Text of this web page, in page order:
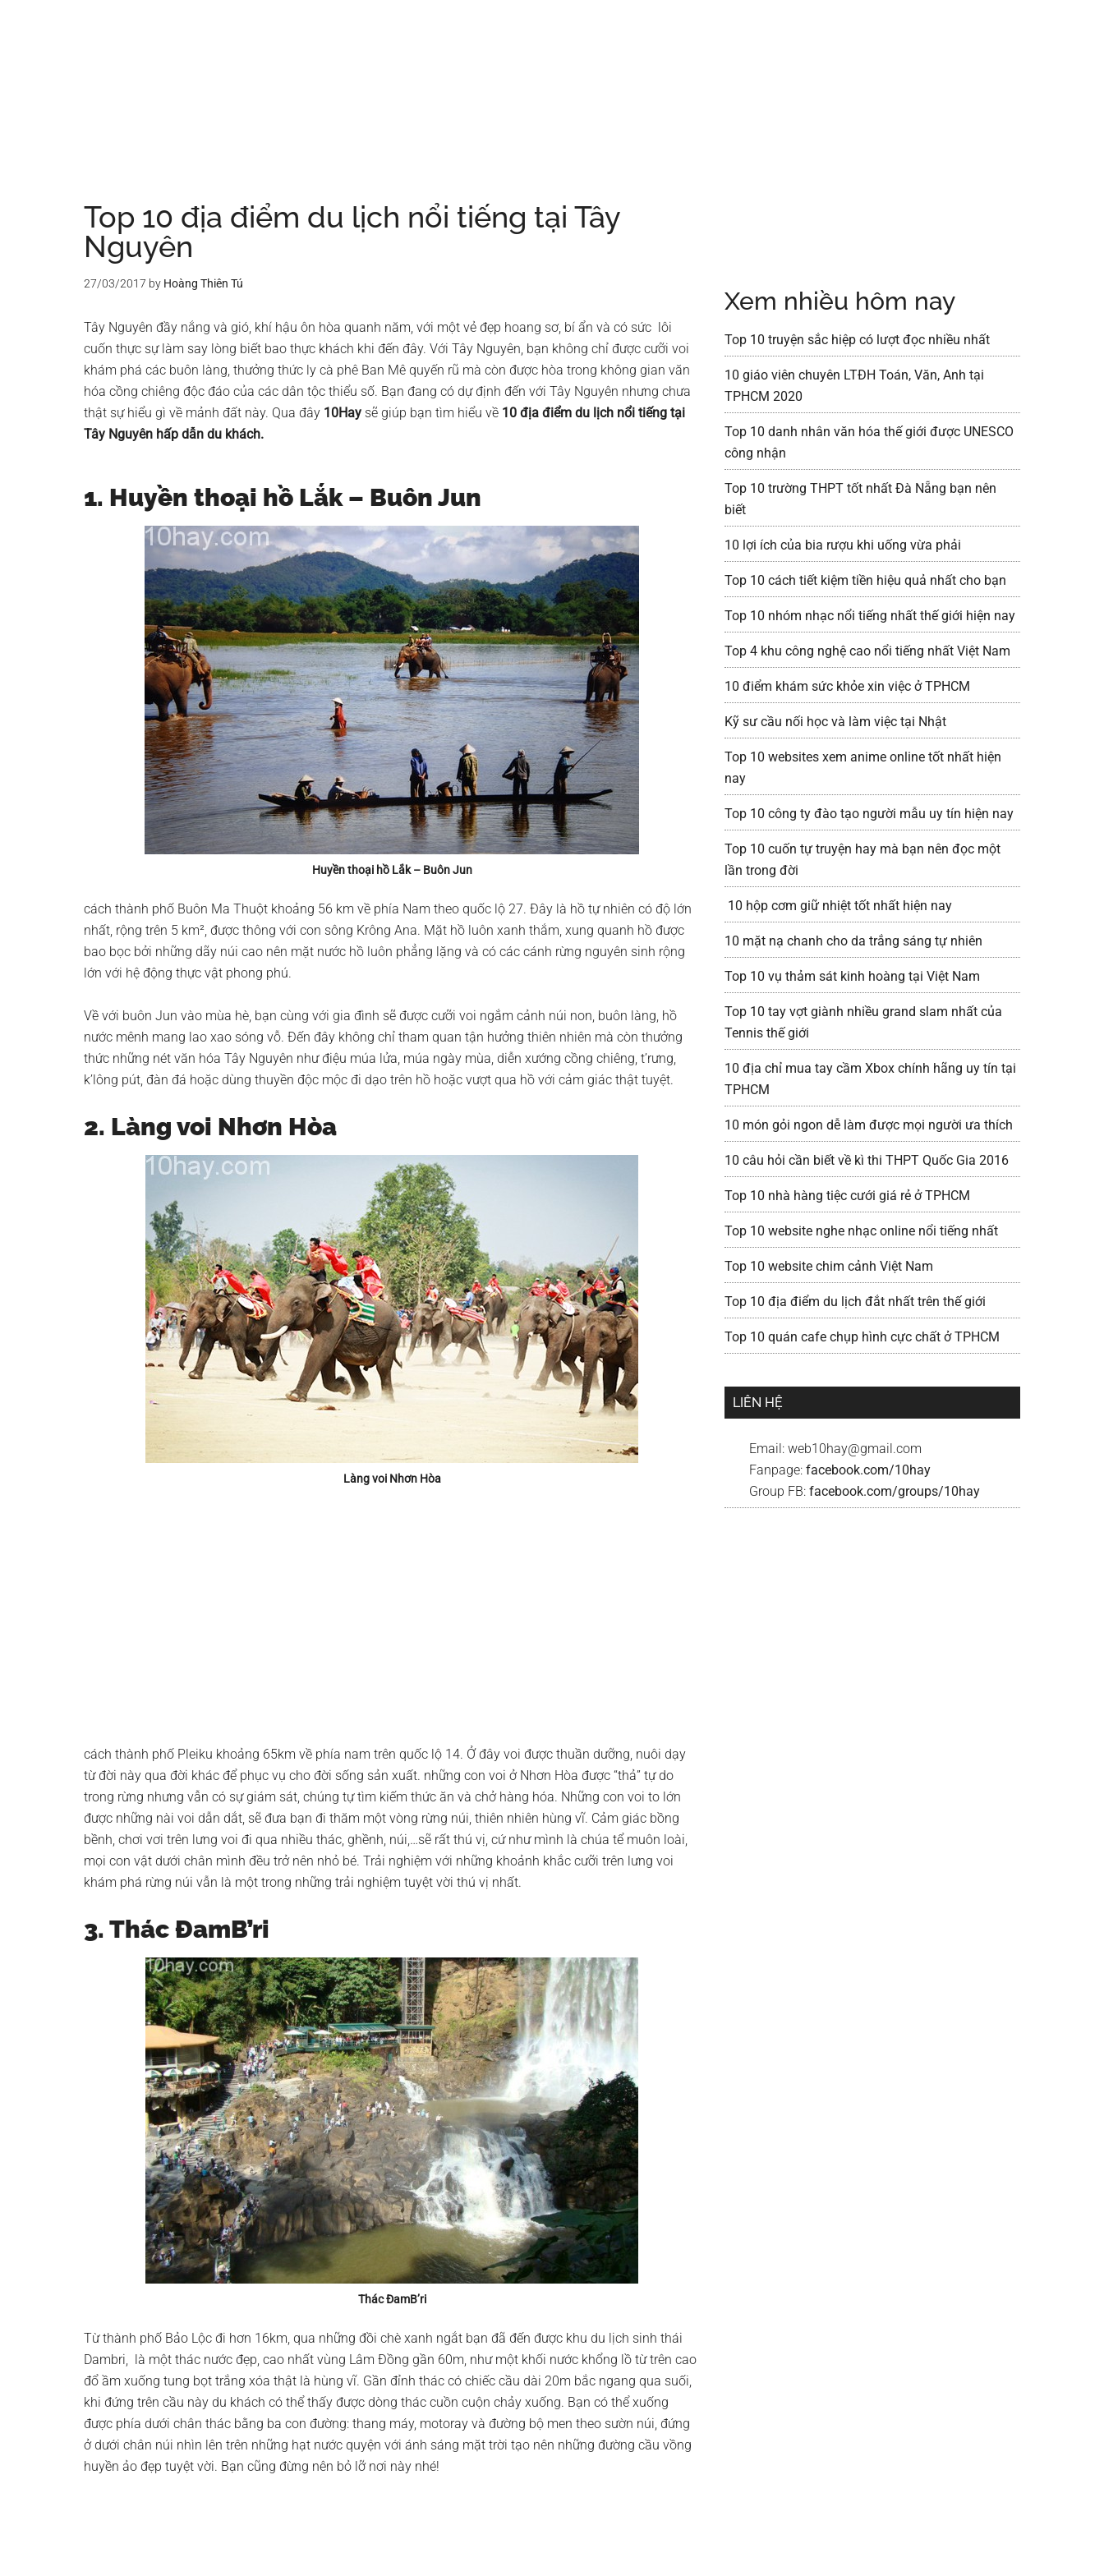
Top 10 địa điểm du lịch nổi tiếng tại Tây
Nguyên
27/03/2017 by Hoàng Thiên Tú
Tây Nguyên đầy nắng và gió, khí hậu ôn hòa quanh năm, với một vẻ đẹp hoang sơ, bí ẩn và có sức lôi
cuốn thực sự làm say lòng biết bao thực khách khi đến đây. Với Tây Nguyên, bạn không chỉ được cưỡi voi
khám phá các buôn làng, thưởng thức ly cà phê Ban Mê quyến rũ mà còn được hòa trong không gian văn
hóa cồng chiêng độc đáo của các dân tộc thiểu số. Bạn đang có dự định đến với Tây Nguyên nhưng chưa
thật sự hiểu gì về mảnh đất này. Qua đây 10Hay sẽ giúp bạn tìm hiểu về 10 địa điểm du lịch nổi tiếng tại
Tây Nguyên hấp dẫn du khách.
1. Huyền thoại hồ Lắk – Buôn Jun
Huyền thoại hồ Lắk – Buôn Jun
cách thành phố Buôn Ma Thuột khoảng 56 km về phía Nam theo quốc lộ 27. Đây là hồ tự nhiên có độ lớn
nhất, rộng trên 5 km², được thông với con sông Krông Ana. Mặt hồ luôn xanh thắm, xung quanh hồ được
bao bọc bởi những dãy núi cao nên mặt nước hồ luôn phẳng lặng và có các cánh rừng nguyên sinh rộng
lớn với hệ động thực vật phong phú.
Về với buôn Jun vào mùa hè, bạn cùng với gia đình sẽ được cưỡi voi ngắm cảnh núi non, buôn làng, hồ
nước mênh mang lao xao sóng vỗ. Đến đây không chỉ tham quan tận hưởng thiên nhiên mà còn thưởng
thức những nét văn hóa Tây Nguyên như điệu múa lửa, múa ngày mùa, diễn xướng cồng chiêng, t’rưng,
k’lông pút, đàn đá hoặc dùng thuyền độc mộc đi dạo trên hồ hoặc vượt qua hồ với cảm giác thật tuyệt.
2. Làng voi Nhơn Hòa
Làng voi Nhơn Hòa
cách thành phố Pleiku khoảng 65km về phía nam trên quốc lộ 14. Ở đây voi được thuần dưỡng, nuôi dạy
từ đời này qua đời khác để phục vụ cho đời sống sản xuất. những con voi ở Nhơn Hòa được “thả” tự do
trong rừng nhưng vẫn có sự giám sát, chúng tự tìm kiếm thức ăn và chở hàng hóa. Những con voi to lớn
được những nài voi dẫn dắt, sẽ đưa bạn đi thăm một vòng rừng núi, thiên nhiên hùng vĩ. Cảm giác bồng
bềnh, chơi vơi trên lưng voi đi qua nhiều thác, ghềnh, núi,…sẽ rất thú vị, cứ như mình là chúa tể muôn loài,
mọi con vật dưới chân mình đều trở nên nhỏ bé. Trải nghiệm với những khoảnh khắc cưỡi trên lưng voi
khám phá rừng núi vẫn là một trong những trải nghiệm tuyệt vời thú vị nhất.
3. Thác ĐamB’ri
Thác ĐamB’ri
Từ thành phố Bảo Lộc đi hơn 16km, qua những đồi chè xanh ngắt bạn đã đến được khu du lịch sinh thái
Dambri, là một thác nước đẹp, cao nhất vùng Lâm Đồng gần 60m, như một khối nước khổng lồ từ trên cao
đổ ầm xuống tung bọt trắng xóa thật là hùng vĩ. Gần đỉnh thác có chiếc cầu dài 20m bắc ngang qua suối,
khi đứng trên cầu này du khách có thể thấy được dòng thác cuồn cuộn chảy xuống. Bạn có thể xuống
được phía dưới chân thác bằng ba con đường: thang máy, motoray và đường bộ men theo sườn núi, đứng
ở dưới chân núi nhìn lên trên những hạt nước quyện với ánh sáng mặt trời tạo nên những đường cầu vồng
huyền ảo đẹp tuyệt vời. Bạn cũng đừng nên bỏ lỡ nơi này nhé!
Xem nhiều hôm nay
Top 10 truyện sắc hiệp có lượt đọc nhiều nhất
10 giáo viên chuyên LTĐH Toán, Văn, Anh tại
TPHCM 2020
Top 10 danh nhân văn hóa thế giới được UNESCO
công nhận
Top 10 trường THPT tốt nhất Đà Nẵng bạn nên
biết
10 lợi ích của bia rượu khi uống vừa phải
Top 10 cách tiết kiệm tiền hiệu quả nhất cho bạn
Top 10 nhóm nhạc nổi tiếng nhất thế giới hiện nay
Top 4 khu công nghệ cao nổi tiếng nhất Việt Nam
10 điểm khám sức khỏe xin việc ở TPHCM
Kỹ sư cầu nối học và làm việc tại Nhật
Top 10 websites xem anime online tốt nhất hiện
nay
Top 10 công ty đào tạo người mẫu uy tín hiện nay
Top 10 cuốn tự truyện hay mà bạn nên đọc một
lần trong đời
10 hộp cơm giữ nhiệt tốt nhất hiện nay
10 mặt nạ chanh cho da trắng sáng tự nhiên
Top 10 vụ thảm sát kinh hoàng tại Việt Nam
Top 10 tay vợt giành nhiều grand slam nhất của
Tennis thế giới
10 địa chỉ mua tay cầm Xbox chính hãng uy tín tại
TPHCM
10 món gỏi ngon dễ làm được mọi người ưa thích
10 câu hỏi cần biết về kì thi THPT Quốc Gia 2016
Top 10 nhà hàng tiệc cưới giá rẻ ở TPHCM
Top 10 website nghe nhạc online nổi tiếng nhất
Top 10 website chim cảnh Việt Nam
Top 10 địa điểm du lịch đắt nhất trên thế giới
Top 10 quán cafe chụp hình cực chất ở TPHCM
LIÊN HỆ
Email: web10hay@gmail.com
Fanpage: facebook.com/10hay
Group FB: facebook.com/groups/10hay